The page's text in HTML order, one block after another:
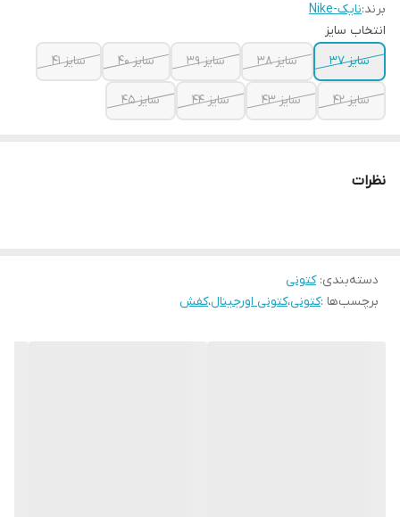
برند:نایک-Nike
انتخاب سایز
سایز ۳۷
سایز ۳۸ سایز ۳۹ سایز ۴۰ سایز ۴۱
سایز ۴۲ سایز ۴۳ سایز ۴۴ سایز ۴۵
نظرات
دسته‌بندی:کتونی
برچسب‌ها :کتونی،کتونی اورجینال،کفش